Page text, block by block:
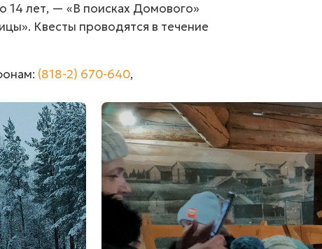
14 лет, — «В поисках Домового»
Квесты проводятся в течение
(818-2) 670-640,